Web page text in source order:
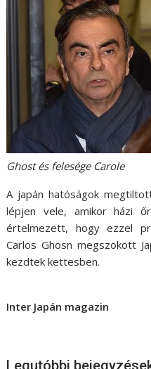
Ghost és felesége Carole
A japán hatóságok
lépjen vele, amikor házi
értelmezett, hogy ezzel
Carlos Ghosn megszökött
kezdtek kettesben.
Inter Japán magazin